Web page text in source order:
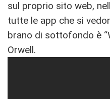
sul proprio sito web,
tutte le app che si
brano di sottofondo è
Orwell.